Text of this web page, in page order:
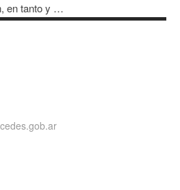
en tanto y …